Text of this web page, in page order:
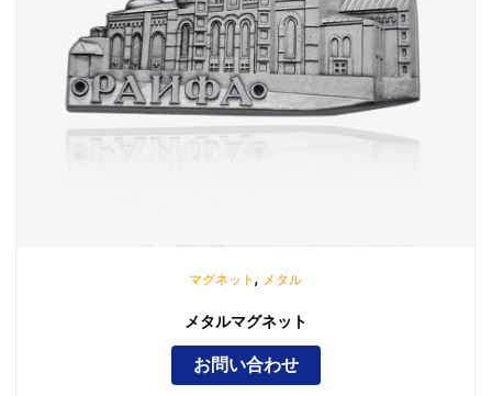
マグネット , メタル
メタルマグネット
お問い合わせ